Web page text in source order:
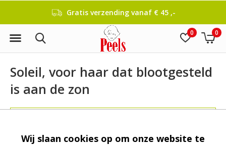
0 0
Gratis verzending vanaf € 45 ,-
Soleil, voor haar dat blootgesteld
is aan de zon
Wij slaan cookies op om onze website te